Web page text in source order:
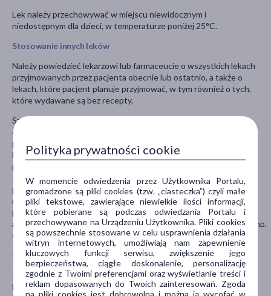
Lek należy przechowywać w miejscu niewidocznym i
niedostępnym dla dzieci, w temperaturze poniżej 25°C.
Stosowanie innych leków
Należy powiedzieć lekarzowi lub farmaceucie o wszystkich lekach
przyjmowanych przez pacjenta obecnie lub ostatnio, a także o
lekach, które pacjent planuje przyjmować, w tym również o tych,
które wydawane są bez recepty.
Szczególnie ważna jest informacja jeśli pacjent stosuje:
opioidy; inne leki przeciwpsychotyczne, nasenne,
przeciwlękowe, uspokajające, przeciwdepresyjne, narkotyczne;
leki przeciwbólowe; leki przeciwdrgawkowe,
przeciwhistaminowe; niektóre leki przeciwgrzybicze do
stosowania wewnętrznego (np. ketokonazolem, itrakonazolem,
pozakonazolem, worykonazolem);
nefazodon; fluwoksaminę; cymetydynę; fluoksetynę;
propoksyfene; doustnye środki
antykoncepcyjne; sertraline; diltiazem; antybiotyki makrolidowe (np.
erytromycynę, klarytromycynę lub troleandomycynę); digoksynę.
Ciąża i karmienie piersią
Jeśli pacjentka jest w ciąży lub karmi piersią, przypuszcza, że może
być w ciąży, lub gdy planuje mieć dziecko, powinna poradzić się
Polityka prywatności cookie
W momencie odwiedzenia przez Użytkownika Portalu,
gromadzone są pliki cookies (tzw. „ciasteczka”) czyli małe
pliki tekstowe, zawierające niewielkie ilości informacji,
które pobierane są podczas odwiedzania Portalu i
przechowywane na Urządzeniu Użytkownika. Pliki cookies
są powszechnie stosowane w celu usprawnienia działania
witryn internetowych, umożliwiają nam zapewnienie
kluczowych funkcji serwisu, zwiększenie jego
bezpieczeństwa, ciągłe doskonalenie, personalizację
zgodnie z Twoimi preferencjami oraz wyświetlanie treści i
reklam dopasowanych do Twoich zainteresowań. Zgoda
na pliki cookies jest dobrowolna i można ją wycofać w